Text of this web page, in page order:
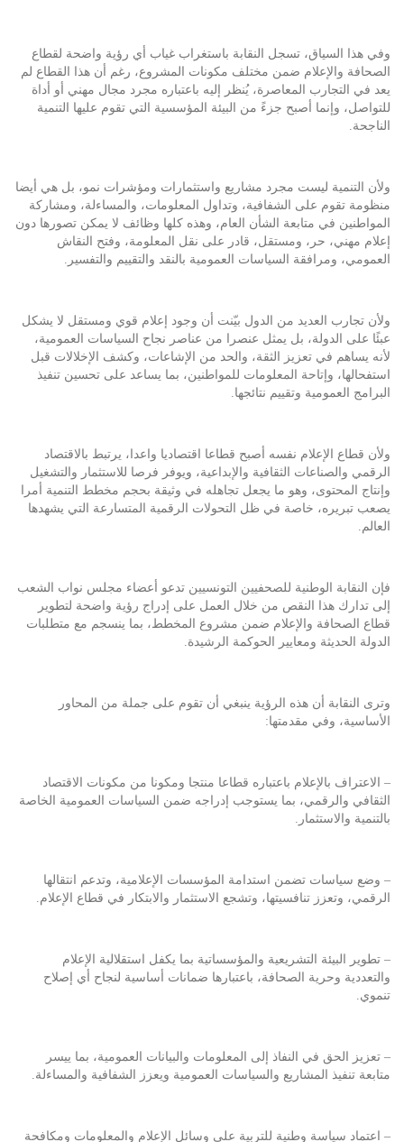
وفي هذا السياق، تسجل النقابة باستغراب غياب أي رؤية واضحة لقطاع
الصحافة والإعلام ضمن مختلف مكونات المشروع، رغم أن هذا القطاع لم
يعد في التجارب المعاصرة، يُنظر إليه باعتباره مجرد مجال مهني أو أداة
للتواصل، وإنما أصبح جزءً من البيئة المؤسسية التي تقوم عليها التنمية
الناجحة.
ولأن التنمية ليست مجرد مشاريع واستثمارات ومؤشرات نمو، بل هي أيضا
منظومة تقوم على الشفافية، وتداول المعلومات، والمساءلة، ومشاركة
المواطنين في متابعة الشأن العام، وهذه كلها وظائف لا يمكن تصورها دون
إعلام مهني، حر، ومستقل، قادر على نقل المعلومة، وفتح النقاش
العمومي، ومرافقة السياسات العمومية بالنقد والتقييم والتفسير.
ولأن تجارب العديد من الدول بيّنت أن وجود إعلام قوي ومستقل لا يشكل
عبئًا على الدولة، بل يمثل عنصرا من عناصر نجاح السياسات العمومية،
لأنه يساهم في تعزيز الثقة، والحد من الإشاعات، وكشف الإخلالات قبل
استفحالها، وإتاحة المعلومات للمواطنين، بما يساعد على تحسين تنفيذ
البرامج العمومية وتقييم نتائجها.
ولأن قطاع الإعلام نفسه أصبح قطاعا اقتصاديا واعدا، يرتبط بالاقتصاد
الرقمي والصناعات الثقافية والإبداعية، ويوفر فرصا للاستثمار والتشغيل
وإنتاج المحتوى، وهو ما يجعل تجاهله في وثيقة بحجم مخطط التنمية أمرا
يصعب تبريره، خاصة في ظل التحولات الرقمية المتسارعة التي يشهدها
العالم.
فإن النقابة الوطنية للصحفيين التونسيين تدعو أعضاء مجلس نواب الشعب
إلى تدارك هذا النقص من خلال العمل على إدراج رؤية واضحة لتطوير
قطاع الصحافة والإعلام ضمن مشروع المخطط، بما ينسجم مع متطلبات
الدولة الحديثة ومعايير الحوكمة الرشيدة.
وترى النقابة أن هذه الرؤية ينبغي أن تقوم على جملة من المحاور
الأساسية، وفي مقدمتها:
– الاعتراف بالإعلام باعتباره قطاعا منتجا ومكونا من مكونات الاقتصاد
الثقافي والرقمي، بما يستوجب إدراجه ضمن السياسات العمومية الخاصة
بالتنمية والاستثمار.
– وضع سياسات تضمن استدامة المؤسسات الإعلامية، وتدعم انتقالها
الرقمي، وتعزز تنافسيتها، وتشجع الاستثمار والابتكار في قطاع الإعلام.
– تطوير البيئة التشريعية والمؤسساتية بما يكفل استقلالية الإعلام
والتعددية وحرية الصحافة، باعتبارها ضمانات أساسية لنجاح أي إصلاح
تنموي.
– تعزيز الحق في النفاذ إلى المعلومات والبيانات العمومية، بما ييسر
متابعة تنفيذ المشاريع والسياسات العمومية ويعزز الشفافية والمساءلة.
– اعتماد سياسة وطنية للتربية على وسائل الإعلام والمعلومات ومكافحة